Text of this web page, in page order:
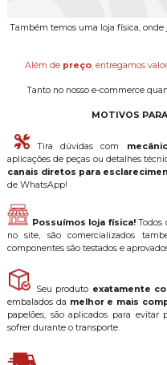
Também temos uma loja física, onde
Além de preço, entregamos
Tanto no nosso e-commerce
MOTIVOS
Tira dúvidas com
aplicações de peças ou detalhes
canais diretos para
de WhatsApp!
Possuímos loja física!Todos
no site, são comercializados
componentes são testados e
Seu produto exatamente
embalados da melhor e mais
papelões, são aplicados para
sofrer durante o transporte.